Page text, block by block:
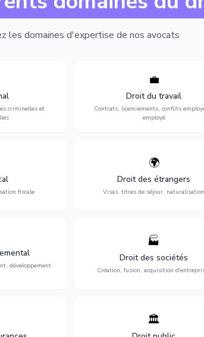
les domaines d'expertise de nos avocats
criminelles et
pénale, de
vue jusqu'au
correctionnelle
💼
Droit du travail
Contrats, licenciements, conflits
employé
Protection de vos droits au
contrats, licenciements,
discrimination et conflits avec
l'employeur.
fiscale
fiscale :
contrôles
🌍
Droit des étrangers
Visas, titres de séjour, naturalisation
Obtention de vos droits de séjour :
cartes de séjour, regroupement
naturalisation.
développement
litiges et
🏭
Droit des sociétés
Création, fusion, acquisition
Structuration de votre société :
fusion-acquisition, gouvernance
restructuration.
: contrats
indemnisations
🏛️
Gestion de vos relations avec
l'administration : marchés